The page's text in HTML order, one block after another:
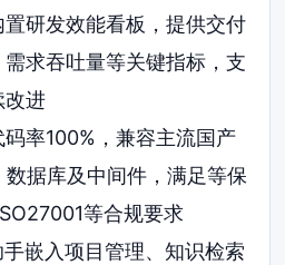
研发效能看板，提供交付
求吞吐量等关键指标，支
改进
率100%，兼容主流国产
据库及中间件，满足等保
等合规要求
嵌入项目管理、知识检索